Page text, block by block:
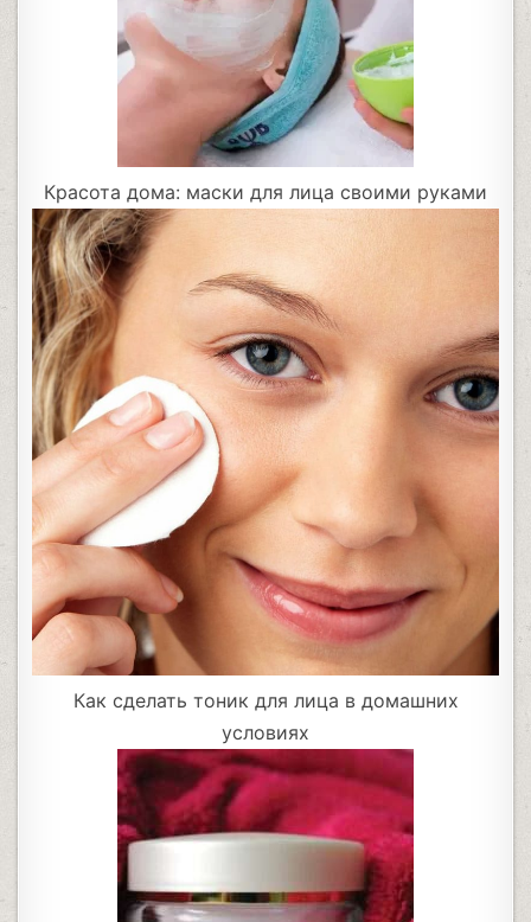
Красота дома: маски для лица своими руками
Как сделать тоник для лица в домашних
условиях